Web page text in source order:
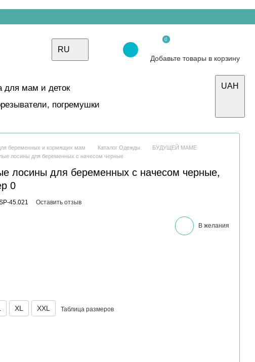
RU
0
Добавьте товары в корзину
для мам и деток
погремушки
UAH
беременных и кормящих мам Каталог Одежды
БУДУЩЕЙ МАМЕ
лосины для беременных с начесом черные
лосины для беременных с начесом черные,
0
45.021 Оставить отзыв
В желания
XL XXL Таблица размеров